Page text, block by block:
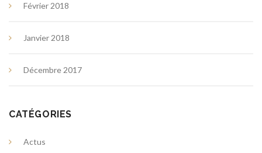
Février 2018
Janvier 2018
Décembre 2017
CATÉGORIES
Actus